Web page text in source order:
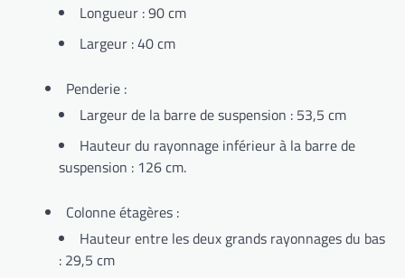
Longueur : 90 cm
Largeur : 40 cm
Penderie :
Largeur de la barre de suspension : 53,5 cm
Hauteur du rayonnage inférieur à la barre de
suspension : 126 cm.
Colonne étagères :
Hauteur entre les deux grands rayonnages du bas
: 29,5 cm